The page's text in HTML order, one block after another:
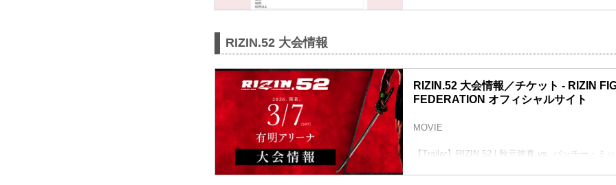
RIZIN.52 大会情報
RIZIN.52 大会情報／チケット - RIZIN
FEDERATION オフィシャルサイト
MOVIE
【Trailer】RIZIN.52 | 秋元強真 vs. パッチー・ミ